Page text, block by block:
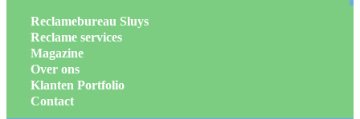
Reclamebureau Sluys
Reclame services
Magazine
Over ons
Klanten Portfolio
Contact